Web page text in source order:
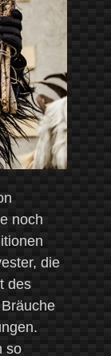
noch
die
des
so